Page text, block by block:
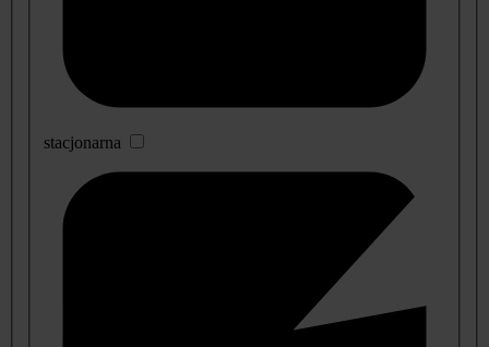
stacjonarna